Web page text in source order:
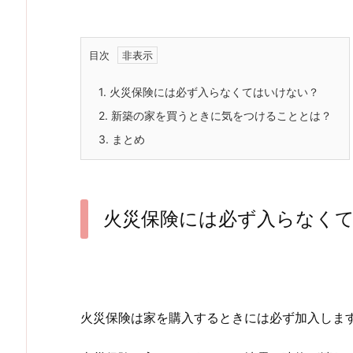
目次
1. 火災保険には必ず入らなくてはいけない？
2. 新築の家を買うときに気をつけることとは？
3. まとめ
火災保険には必ず入らなく
火災保険は家を購入するときには必ず加入します